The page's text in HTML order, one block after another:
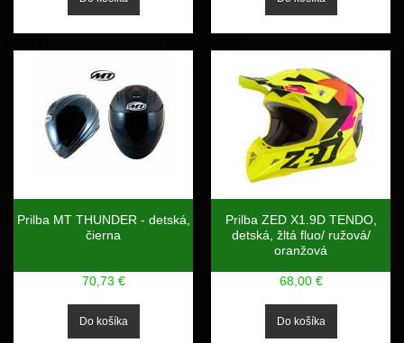
Prilba MT THUNDER - detská,
čierna
70,73 €
Prilba ZED X1.9D TENDO,
detská, žltá fluo/ ružová/
oranžová
68,00 €